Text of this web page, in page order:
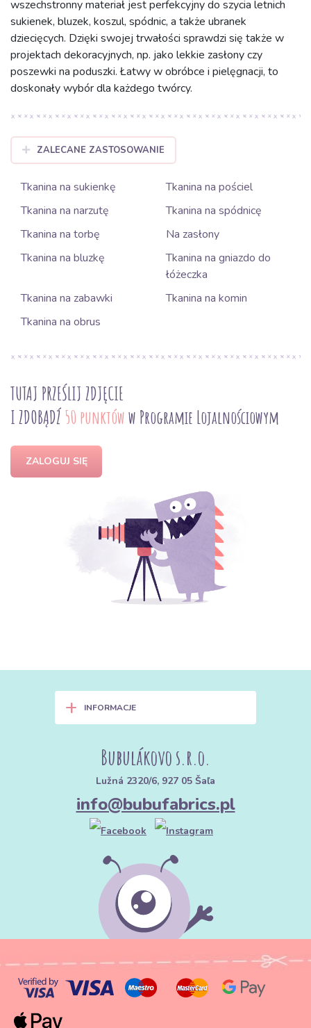
wszechstronny materiał jest perfekcyjny do szycia letnich
sukienek, bluzek, koszul, spódnic, a także ubranek
dziecięcych. Dzięki swojej trwałości sprawdzi się także w
projektach dekoracyjnych, np. jako lekkie zasłony czy
poszewki na poduszki. Łatwy w obróbce i pielęgnacji, to
doskonały wybór dla każdego twórcy.
ZALECANE ZASTOSOWANIE
Tkanina na sukienkę
Tkanina na pościel
Tkanina na narzutę
Tkanina na spódnicę
Tkanina na torbę
Na zasłony
Tkanina na bluzkę
Tkanina na gniazdo do
łóżeczka
Tkanina na zabawki
Tkanina na komin
Tkanina na obrus
TUTAJ PRZEŚLIJ ZDJĘCIE
I ZDOBĄDŹ 50 punktóww Programie Lojalnościowym
ZALOGUJ SIĘ
+ INFORMACJE
Bubulákovo s.r.o.
Lužná 2320/6, 927 05 Šaľa
info@bubufabrics.pl